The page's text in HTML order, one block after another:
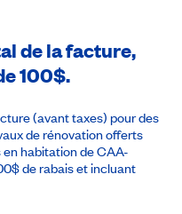
de la facture,
100$.
(avant taxes) pour des
de rénovation offerts
habitation de CAA-
de rabais et incluant